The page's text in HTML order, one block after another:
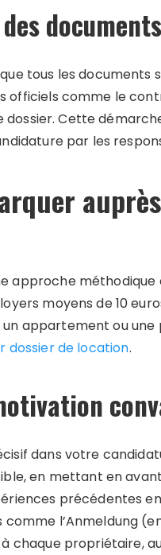
documents
tous les documents
officiels comme le
Cette
par les
approche
moyens de 10
appartement ou une
dossier de location.
dans votre
en mettant en
précédentes
l’Anmeldung
chaque propriétaire,